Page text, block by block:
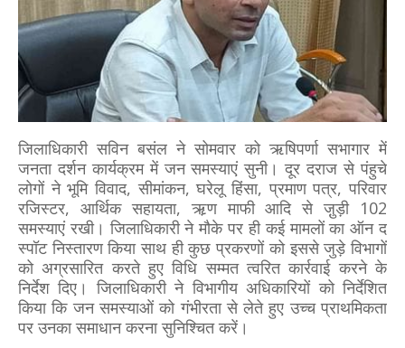
जिलाधिकारी सविन बसंल ने सोमवार को ऋषिपर्णा सभागार में
जनता दर्शन कार्यक्रम में जन समस्याएं सुनी। दूर दराज से पंहुचे
लोगों ने भूमि विवाद, सीमांकन, घरेलू हिंसा, प्रमाण पत्र, परिवार
रजिस्टर, आर्थिक सहायता, ऋ़ण माफी आदि से जु़ड़ी 102
समस्याएं रखी। जिलाधिकारी ने मौके पर ही कई मामलों का ऑन द
स्पॉट निस्तारण किया साथ ही कुछ प्रकरणों को इससे जुड़े विभागों
को अग्रसारित करते हुए विधि सम्मत त्वरित कार्रवाई करने के
निर्देश दिए। जिलाधिकारी ने विभागीय अधिकारियों को निर्देशित
किया कि जन समस्याओं को गंभीरता से लेते हुए उच्च प्राथमिकता
पर उनका समाधान करना सुनिश्चित करें।